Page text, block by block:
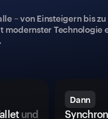
– von Einsteigern bis
modernster
und
Dann